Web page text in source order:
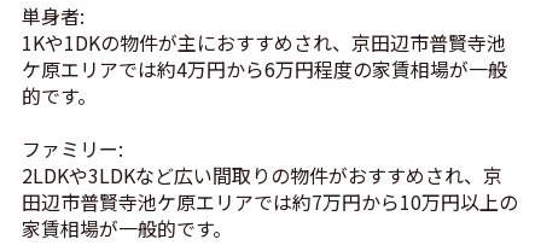
単身者:
1Kや1DKの物件が主におすすめされ、京田辺市普賢寺池
ケ原エリアでは約4万円から6万円程度の家賃相場が一般
的です。
ファミリー:
2LDKや3LDKなど広い間取りの物件がおすすめされ、京
田辺市普賢寺池ケ原エリアでは約7万円から10万円以上の
家賃相場が一般的です。